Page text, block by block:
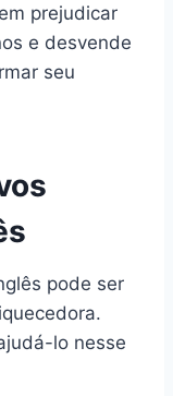
prejudicar
e desvende
seu
pode ser
lo nesse